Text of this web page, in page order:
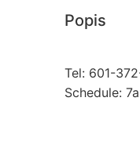
Popis
Tel: 601-
Schedule: